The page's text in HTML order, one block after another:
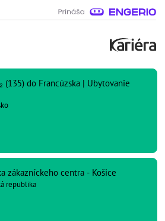
(135) do Francúzska | Ubytovanie
zákazníckeho centra - Košice
republika